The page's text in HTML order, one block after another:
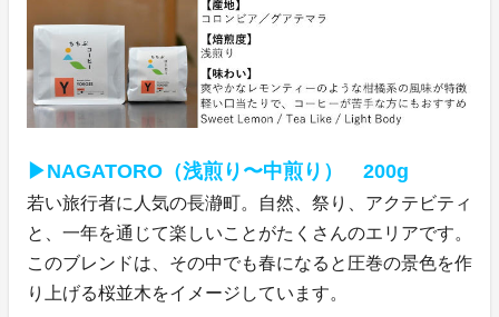
▶NAGATORO（浅煎り〜中煎り） 200g
若い旅行者に人気の長瀞町。自然、祭り、アクテビティ
と、一年を通じて楽しいことがたくさんのエリアです。
このブレンドは、その中でも春になると圧巻の景色を作
り上げる桜並木をイメージしています。